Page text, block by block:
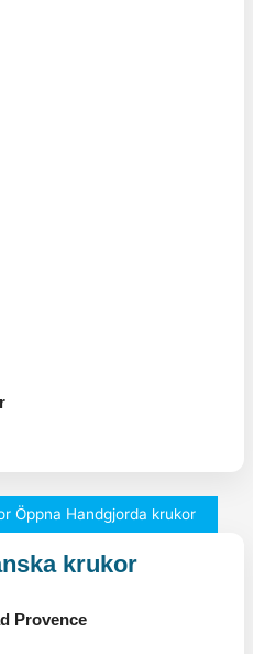
Öppna Handgjorda krukor
krukor
Provence